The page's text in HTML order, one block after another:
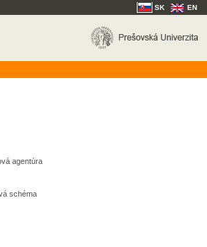
SK EN
agentúra
schéma